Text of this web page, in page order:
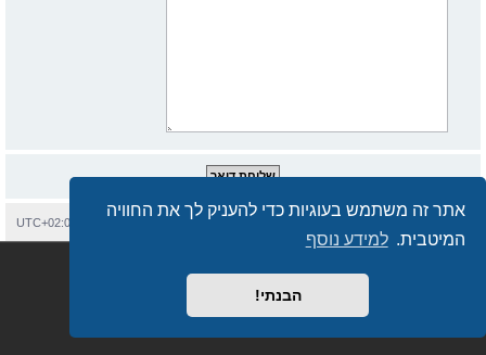
אתר זה משתמש בעוגיות כדי להעניק לך את החוויה
המיטבית. למידע נוסף
הבנתי!
UTC+02:00 מחיקת עוגיות
Revolution style by
מבוסס עלphpBB.co.il - פורומים בעברית . © 2017 - phpBB.co.il.